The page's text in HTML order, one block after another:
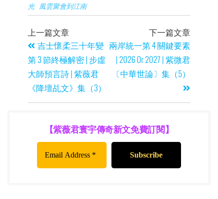
光 風雲聚會到江南
上一篇文章
吉士懷柔三十年變
第 3 節終極解密 | 步虛
大師預言詩 | 紫薇君
《降壇乩文》集（3）
下一篇文章
兩岸統一第 4 關鍵要素
| 2026 Or 2027 | 紫微君
〔中華世論〕集（5）
【紫薇君寰宇傳奇新文免費訂閱】